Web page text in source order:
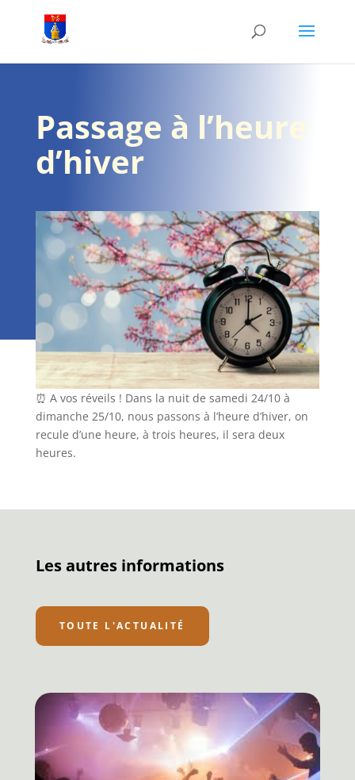
Passage à l’heure
d’hiver
⏰ A vos réveils ! Dans la nuit de samedi 24/10 à
dimanche 25/10, nous passons à l’heure d’hiver, on
recule d’une heure, à trois heures, il sera deux
heures.
Les autres informations
TOUTE L'ACTUALITÉ